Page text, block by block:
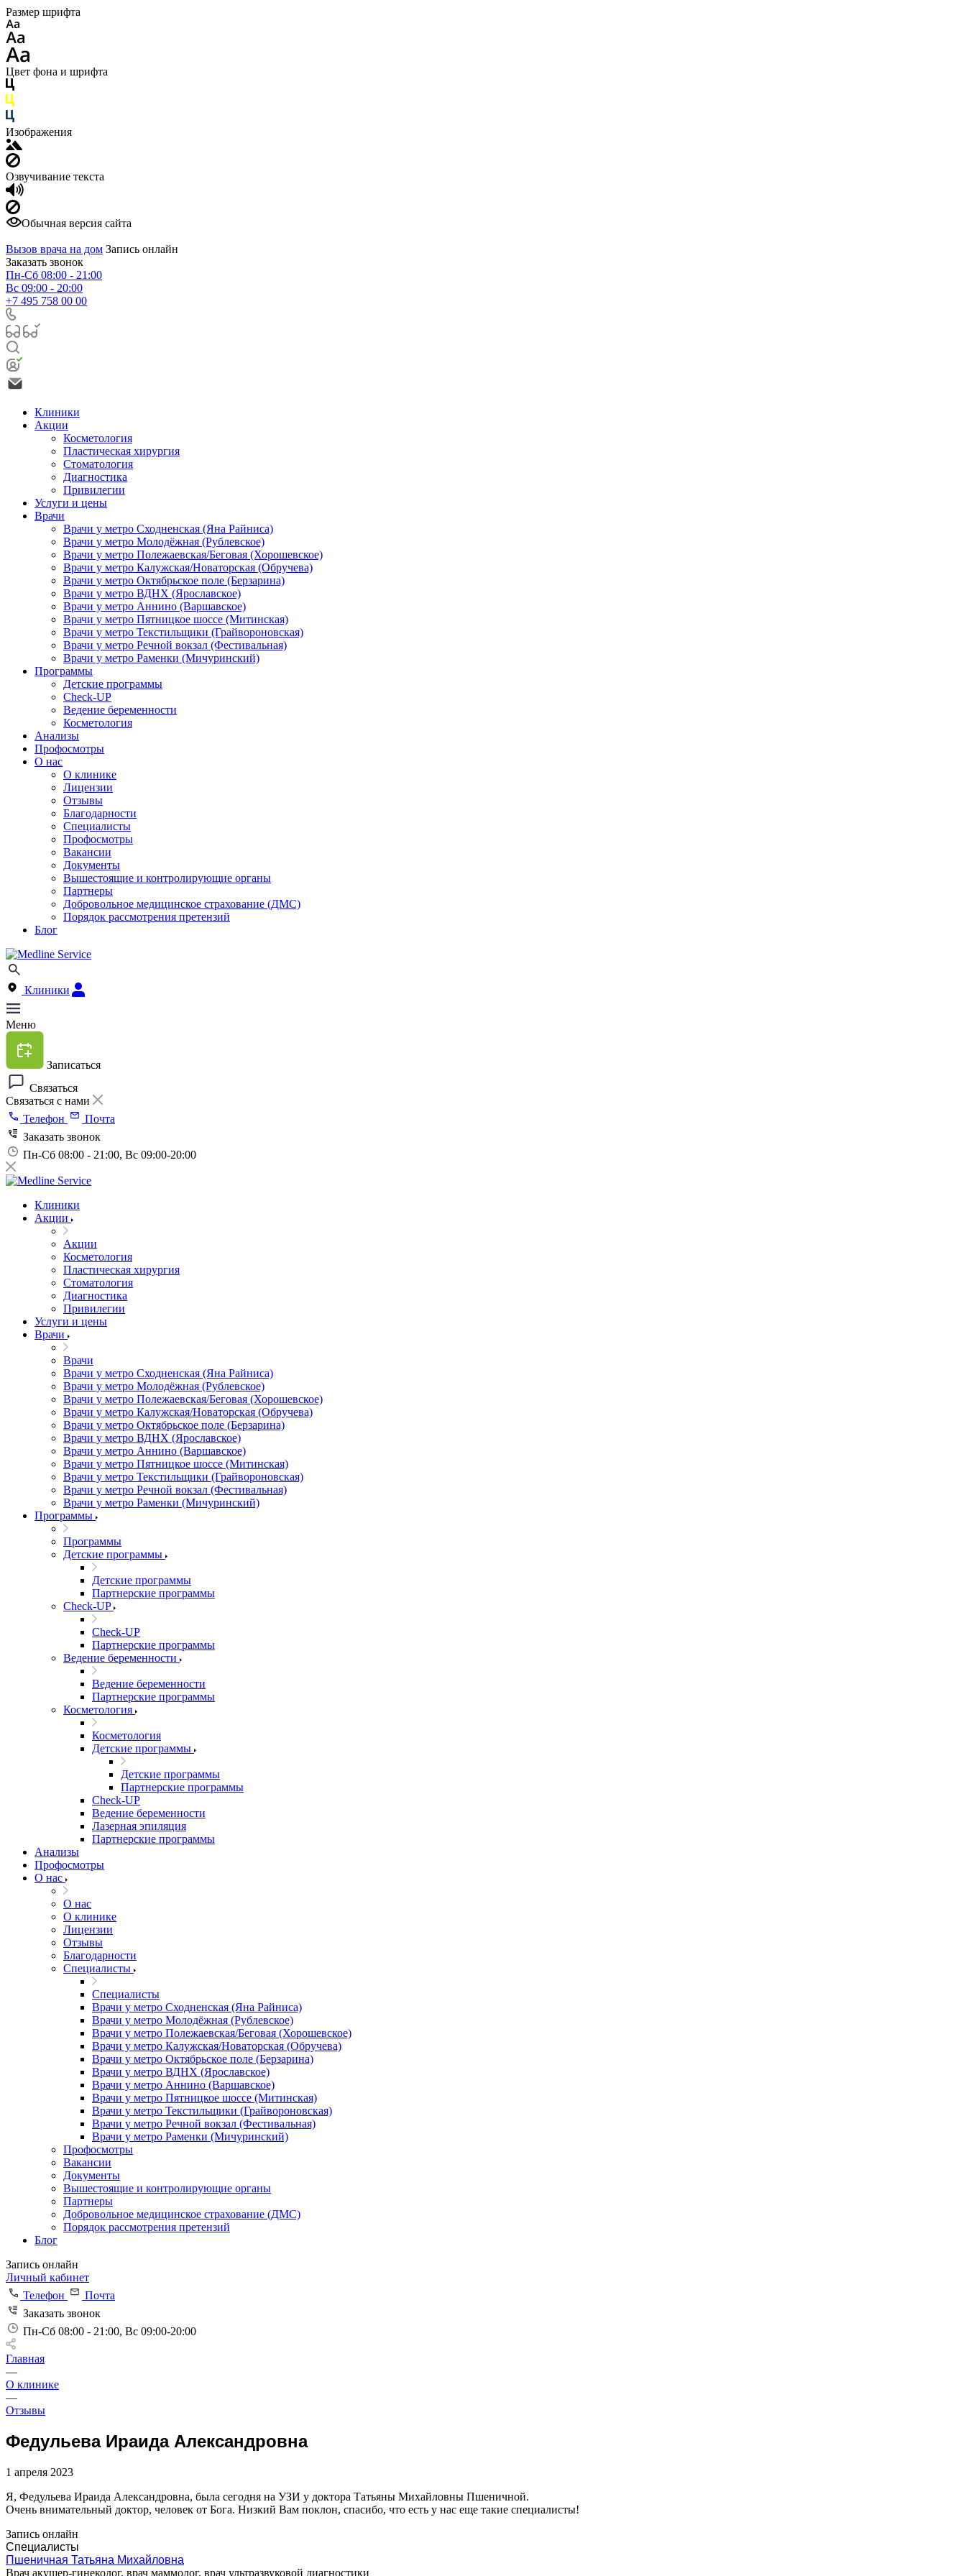
Размер шрифта
Цвет фона и шрифта
Изображения
Озвучивание текста
Обычная версия сайта
Вызов врача на дом Запись онлайн
Заказать звонок
Пн-Сб 08:00 - 21:00
Вс 09:00 - 20:00
+7 495 758 00 00
Клиники
Акции
Косметология
Пластическая хирургия
Стоматология
Диагностика
Привилегии
Услуги и цены
Врачи
Врачи у метро Сходненская (Яна Райниса)
Врачи у метро Молодёжная (Рублевское)
Врачи у метро Полежаевская/Беговая (Хорошевское)
Врачи у метро Калужская/Новаторская (Обручева)
Врачи у метро Октябрьское поле (Берзарина)
Врачи у метро ВДНХ (Ярославское)
Врачи у метро Аннино (Варшавское)
Врачи у метро Пятницкое шоссе (Митинская)
Врачи у метро Текстильщики (Грайвороновская)
Врачи у метро Речной вокзал (Фестивальная)
Врачи у метро Раменки (Мичуринский)
Программы
Детские программы
Check-UP
Ведение беременности
Косметология
Анализы
Профосмотры
О нас
О клинике
Лицензии
Отзывы
Благодарности
Специалисты
Профосмотры
Вакансии
Документы
Вышестоящие и контролирующие органы
Партнеры
Добровольное медицинское страхование (ДМС)
Порядок рассмотрения претензий
Блог
Клиники
Меню
Записаться
Связаться
Связаться с нами
Телефон
Почта
Заказать звонок
Пн-Сб 08:00 - 21:00, Вс 09:00-20:00
Клиники
Акции
Акции
Косметология
Пластическая хирургия
Стоматология
Диагностика
Привилегии
Услуги и цены
Врачи
Врачи
Врачи у метро Сходненская (Яна Райниса)
Врачи у метро Молодёжная (Рублевское)
Врачи у метро Полежаевская/Беговая (Хорошевское)
Врачи у метро Калужская/Новаторская (Обручева)
Врачи у метро Октябрьское поле (Берзарина)
Врачи у метро ВДНХ (Ярославское)
Врачи у метро Аннино (Варшавское)
Врачи у метро Пятницкое шоссе (Митинская)
Врачи у метро Текстильщики (Грайвороновская)
Врачи у метро Речной вокзал (Фестивальная)
Врачи у метро Раменки (Мичуринский)
Программы
Программы
Детские программы
Детские программы
Партнерские программы
Check-UP
Check-UP
Партнерские программы
Ведение беременности
Ведение беременности
Партнерские программы
Косметология
Косметология
Детские программы
Детские программы
Партнерские программы
Check-UP
Ведение беременности
Лазерная эпиляция
Партнерские программы
Анализы
Профосмотры
О нас
О нас
О клинике
Лицензии
Отзывы
Благодарности
Специалисты
Специалисты
Врачи у метро Сходненская (Яна Райниса)
Врачи у метро Молодёжная (Рублевское)
Врачи у метро Полежаевская/Беговая (Хорошевское)
Врачи у метро Калужская/Новаторская (Обручева)
Врачи у метро Октябрьское поле (Берзарина)
Врачи у метро ВДНХ (Ярославское)
Врачи у метро Аннино (Варшавское)
Врачи у метро Пятницкое шоссе (Митинская)
Врачи у метро Текстильщики (Грайвороновская)
Врачи у метро Речной вокзал (Фестивальная)
Врачи у метро Раменки (Мичуринский)
Профосмотры
Вакансии
Документы
Вышестоящие и контролирующие органы
Партнеры
Добровольное медицинское страхование (ДМС)
Порядок рассмотрения претензий
Блог
Запись онлайн
Личный кабинет
Телефон
Почта
Заказать звонок
Пн-Сб 08:00 - 21:00, Вс 09:00-20:00
Главная
—
О клинике
—
Отзывы
Федульева Ираида Александровна
1 апреля 2023
Я, Федульева Ираида Александровна, была сегодня на УЗИ у доктора Татьяны Михайловны Пшеничной.
Очень внимательный доктор, человек от Бога. Низкий Вам поклон, спасибо, что есть у нас еще такие специалисты!
Запись онлайн
Специалисты
Пшеничная Татьяна Михайловна
Врач акушер-гинеколог, врач маммолог, врач ультразвуковой диагностики